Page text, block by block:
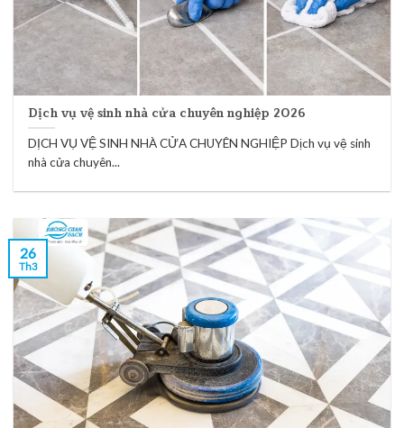
Dịch vụ vệ sinh nhà cửa chuyên nghiệp 2026
DỊCH VỤ VỆ SINH NHÀ CỬA CHUYÊN NGHIỆP Dịch vụ vệ sinh
nhà cửa chuyên...
26
Th3